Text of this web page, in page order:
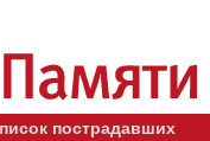
пострадавших